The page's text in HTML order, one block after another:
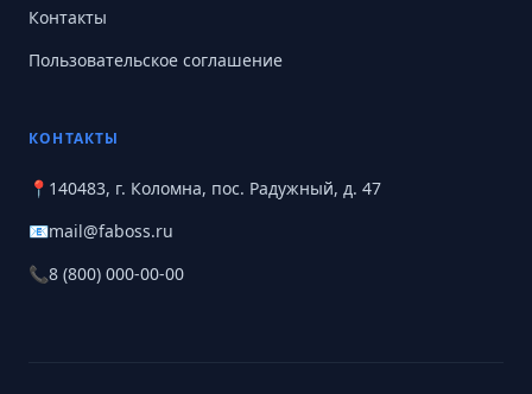
Контакты
Пользовательское соглашение
КОНТАКТЫ
📍 140483, г. Коломна, пос. Радужный, д. 47
📧mail@faboss.ru
📞8 (800) 000-00-00